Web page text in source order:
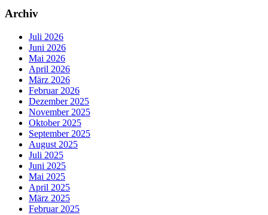
Archiv
Juli 2026
Juni 2026
Mai 2026
April 2026
März 2026
Februar 2026
Dezember 2025
November 2025
Oktober 2025
September 2025
August 2025
Juli 2025
Juni 2025
Mai 2025
April 2025
März 2025
Februar 2025